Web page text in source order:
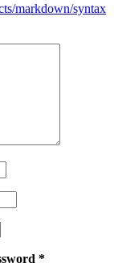
markdown/syntax
*